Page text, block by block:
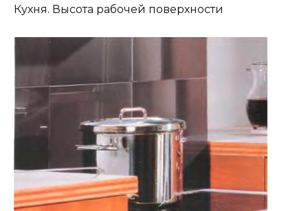
Кухня. Высота рабочей поверхности